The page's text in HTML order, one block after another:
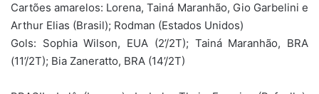
Cartões amarelos: Lorena, Tainá Maranhão, Gio Garbelini e
Arthur Elias (Brasil); Rodman (Estados Unidos)
Gols: Sophia Wilson, EUA (2’/2T); Tainá Maranhão, BRA
(11’/2T); Bia Zaneratto, BRA (14’/2T)